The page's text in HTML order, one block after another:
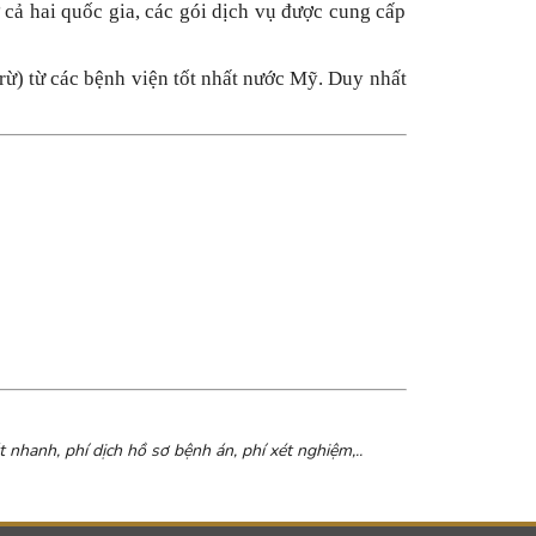
quốc gia, các gói dịch vụ được cung cấp
từ các bệnh viện tốt nhất nước Mỹ. Duy nhất
phí dịch hồ sơ bệnh án, phí xét nghiệm,..